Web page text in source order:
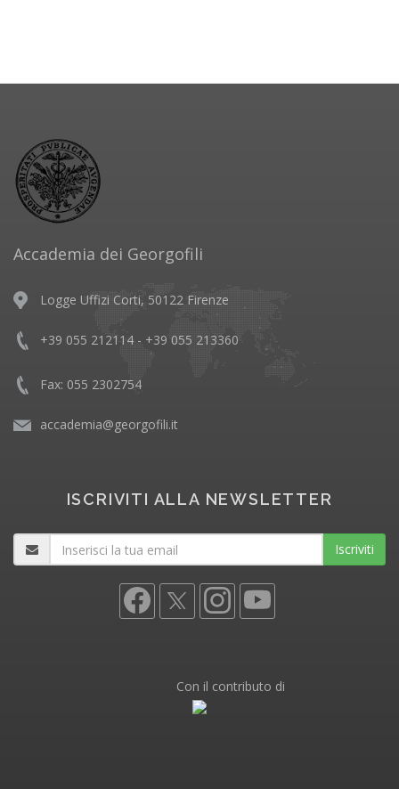
Accademia dei Georgofili
Logge Uffizi Corti, 50122 Firenze
+39 055 212114 - +39 055 213360
Fax: 055 2302754
accademia@georgofili.it
ISCRIVITI ALLA NEWSLETTER
Iscriviti
Con il contributo di